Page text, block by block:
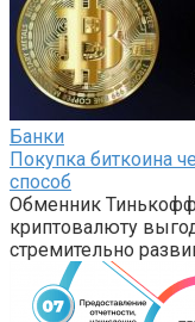
Банки
Покупка биткоина
способ
Обменник Тинькофф
криптовалюту
стремительно